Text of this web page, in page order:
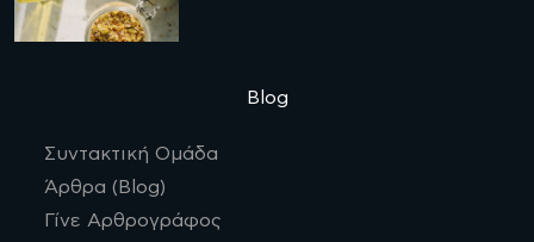
Blog
Συντακτική Ομάδα
Άρθρα (Blog)
Γίνε Αρθρογράφος